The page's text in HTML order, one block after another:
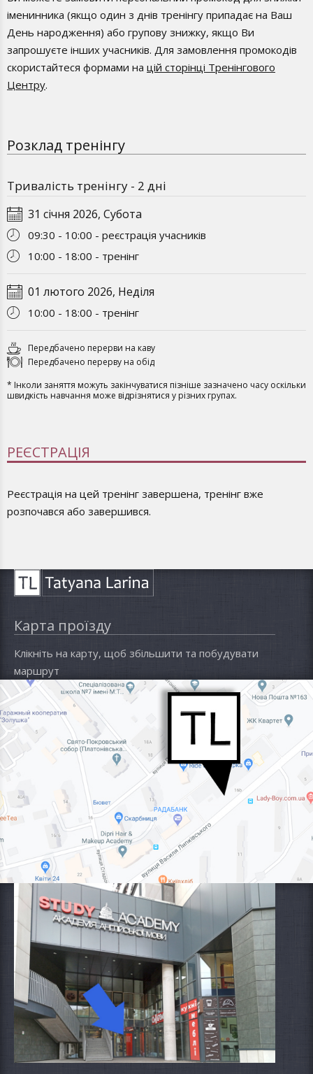
100 годин тренінгу
Перерва між сегментами 3-4 тижні
Повторні проходження курсу протягом року
БЕЗКОШТОВНІ
44 24.
іменинника (якщо один з днів тренінгу припадає на Ваш
День народження) або групову знижку, якщо Ви
запрошуєте інших учасників. Для замовлення промокодів
скористайтеся формами на цій сторінці Тренінгового
Центру.
Розклад тренінгу
Тривалість тренінгу - 2 дні
31 січня 2026, Субота
09:30 - 10:00 - реєстрація учасників
10:00 - 18:00 - тренінг
01 лютого 2026, Неділя
10:00 - 18:00 - тренінг
Передбачено перерви на каву
Передбачено перерву на обід
* Інколи заняття можуть закінчуватися пізніше зазначено часу оскільки
швидкість навчання може відрізнятися у різних групах.
РЕЄСТРАЦІЯ
Реєстрація на цей тренінг завершена, тренінг вже
розпочався або завершився.
Карта проїзду
Клікніть на карту, щоб збільшити та побудувати
маршрут